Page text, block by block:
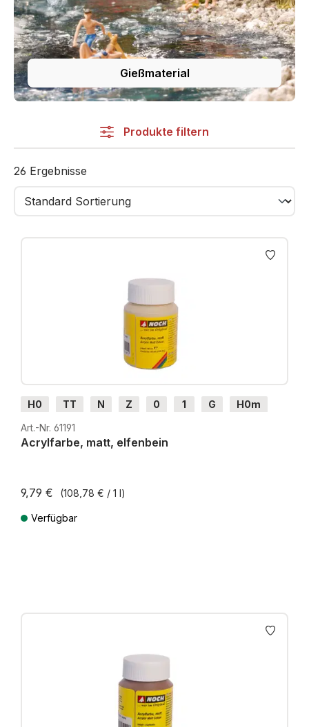
Atmosphäre und Dynamik.
Modell, das begeistert!
Gießmaterial
Produkte filtern
26 Ergebnisse
H0 TT N Z 0 1 G
H0m
H0e
Art.-Nr. 61191
Acrylfarbe, matt, elfenbein
9,79 € (108,78 € / 1 l)
Verfügbar